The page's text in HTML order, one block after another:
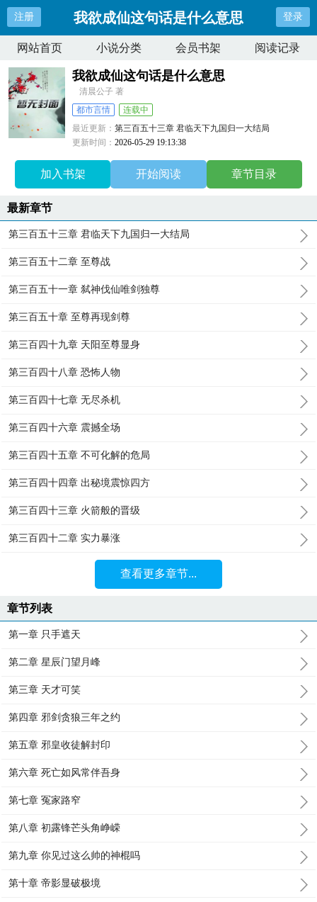
注册 我欲成仙这句话是什么意思 登录
网站首页 小说分类 会员书架 阅读记录
我欲成仙这句话是什么意思
清晨公子 著
都市言情
连载中
最近更新：第三百五十三章 君临天下九国归一大结局
更新时间：2026-05-29 19:13:38
加入书架 开始阅读 章节目录
最新章节
第三百五十三章 君临天下九国归一大结局
第三百五十二章 至尊战
第三百五十一章 弑神伐仙唯剑独尊
第三百五十章 至尊再现剑尊
第三百四十九章 天阳至尊显身
第三百四十八章 恐怖人物
第三百四十七章 无尽杀机
第三百四十六章 震撼全场
第三百四十五章 不可化解的危局
第三百四十四章 出秘境震惊四方
第三百四十三章 火箭般的晋级
第三百四十二章 实力暴涨
查看更多章节...
章节列表
第一章 只手遮天
第二章 星辰门望月峰
第三章 天才可笑
第四章 邪剑贪狼三年之约
第五章 邪皇收徒解封印
第六章 死亡如风常伴吾身
第七章 冤家路窄
第八章 初露锋芒头角峥嵘
第九章 你见过这么帅的神棍吗
第十章 帝影显破极境